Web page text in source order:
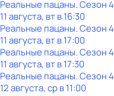
Реальные пацаны. Сезон 4
11 августа, вт в 16:30
Реальные пацаны. Сезон 4
11 августа, вт в 17:00
Реальные пацаны. Сезон 4
11 августа, вт в 17:30
Реальные пацаны. Сезон 4
12 августа, ср в 11:00